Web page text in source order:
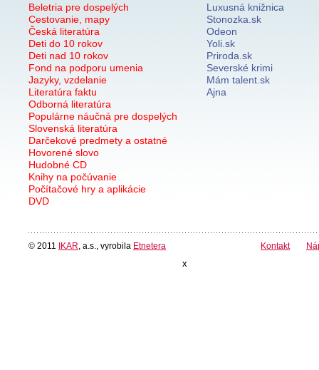
Beletria pre dospelých
Cestovanie, mapy
Česká literatúra
Deti do 10 rokov
Deti nad 10 rokov
Fond na podporu umenia
Jazyky, vzdelanie
Literatúra faktu
Odborná literatúra
Populárne náučná pre dospelých
Slovenská literatúra
Darčekové predmety a ostatné
Hovorené slovo
Hudobné CD
Knihy na počúvanie
Počítačové hry a aplikácie
DVD
Luxusná knižnica
Stonozka.sk
Odeon
Yoli.sk
Priroda.sk
Severské krimi
Mám talent.sk
Ajna
© 2011 IKAR , a.s., vyrobila Etnetera Kontakt
x